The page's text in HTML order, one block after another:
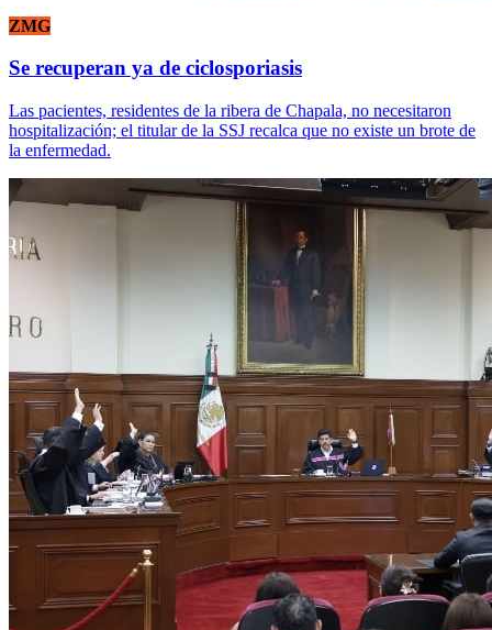
ZMG
Se recuperan ya de ciclosporiasis
Las pacientes, residentes de la ribera de Chapala, no necesitaron
hospitalización; el titular de la SSJ recalca que no existe un brote de
la enfermedad.